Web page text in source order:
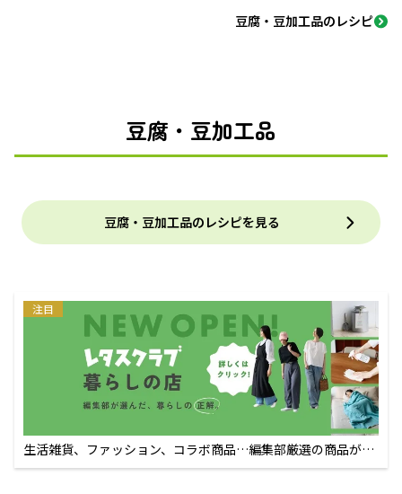
豆腐・豆加工品のレシピ
豆腐・豆加工品
豆腐・豆加工品のレシピを見る
注目
生活雑貨、ファッション、コラボ商品…編集部厳選の商品が買
えるECサイト